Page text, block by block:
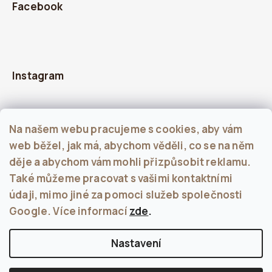
Na našem webu pracujeme s cookies, aby vám
web běžel, jak má, abychom věděli, co se na něm
děje a abychom vám mohli přizpůsobit reklamu.
Také můžeme pracovat s vašimi kontaktními
údaji, mimo jiné za pomoci služeb společnosti
Google. Více informací zde.
Nastavení
Facebook
Instagram
Sledovat na Instagramu